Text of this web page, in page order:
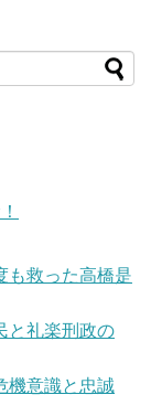
も救った高橋是
と礼楽刑政の
機意識と忠誠